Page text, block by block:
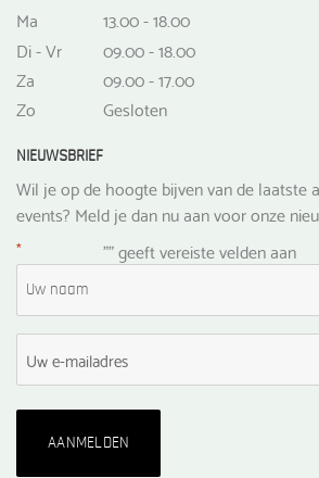
Ma
13.00 - 18.00
Di - Vr
09.00 - 18.00
Za
09.00 - 17.00
Zo
Gesloten
NIEUWSBRIEF
Wil je op de hoogte bijven van de laatste
events? Meld je dan nu aan voor onze
"
* " geeft vereiste velden aan